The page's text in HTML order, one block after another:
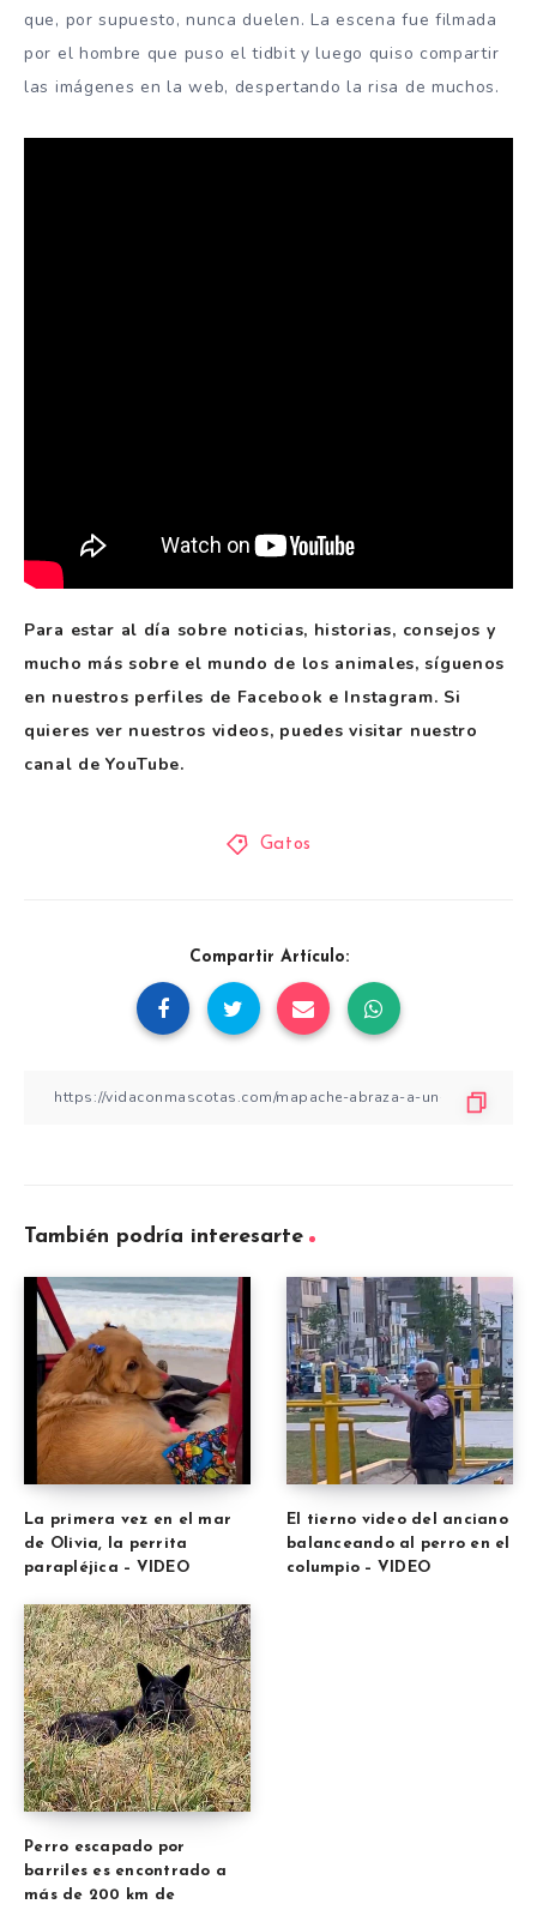
que, por supuesto, nunca duelen. La escena fue filmada
por el hombre que puso el tidbit y luego quiso compartir
las imágenes en la web, despertando la risa de muchos.
Para estar al día sobre noticias, historias, consejos y
mucho más sobre el mundo de los animales, síguenos
en nuestros perfiles de Facebook e Instagram. Si
quieres ver nuestros videos, puedes visitar nuestro
canal de YouTube.
Gatos
Compartir Artículo:
También podría interesarte
La primera vez en el mar
de Olivia, la perrita
parapléjica – VIDEO
El tierno video del anciano
balanceando al perro en el
columpio – VIDEO
Perro escapado por
barriles es encontrado a
más de 200 km de